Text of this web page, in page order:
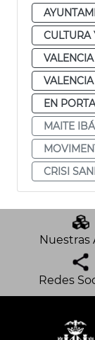
CULTURA
VALENCIA
VALENCIA
EN
MAITE
CRISI
Nuestras
Redes